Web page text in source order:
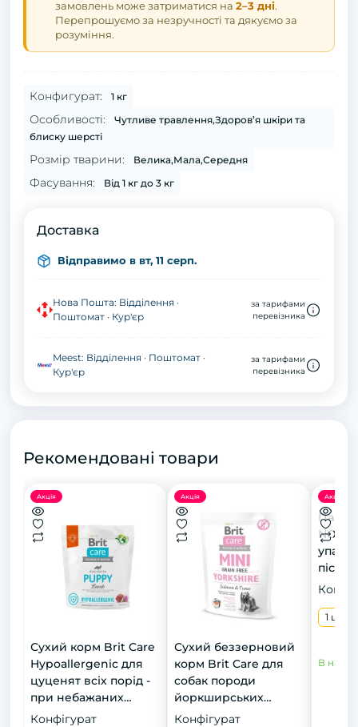
замовлень може затриматися на 2–3 дні.
Перепрошуємо за незручності та дякуємо за
розуміння.
Конфигурат: 1 кг
Особливості:
Чутливе травлення,Здоров’я шкіри та
блиску шерсті
Розмір тварини: Велика,Мала,Середня
Фасування: Від 1 кг до 3 кг
Доставка
Відправимо в вт, 11 серп.
Нова Пошта: Відділення ·
Поштомат · Кур'єр
за тарифами
перевізника
Meest: Відділення · Поштомат ·
Кур'єр
за тарифами
перевізника
Рекомендовані товари
Акція
Сухий корм Brit Care
Hypoallergenic для
цуценят всіх порід -
при небажаних
реакціях, з ягням, 1 кг
Конфігурат
Акція
Сухий беззерновий
корм Brit Care для
собак породи
йоркширських
тер'єрів, з лососем та
Конфігурат
Акція
1 шт
В